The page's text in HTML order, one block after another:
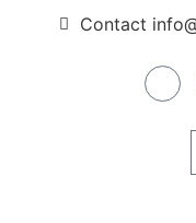
Contact